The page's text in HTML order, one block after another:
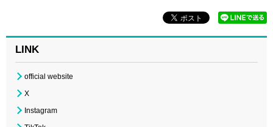
LINK
official website
X
Instagram